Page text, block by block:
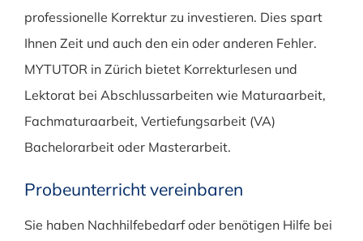
professionelle Korrektur zu investieren. Dies spart
Ihnen Zeit und auch den ein oder anderen Fehler.
MYTUTOR in Zürich bietet Korrekturlesen und
Lektorat bei Abschlussarbeiten wie Maturaarbeit,
Fachmaturaarbeit, Vertiefungsarbeit (VA)
Bachelorarbeit oder Masterarbeit.
Probeunterricht vereinbaren
Sie haben Nachhilfebedarf oder benötigen Hilfe bei